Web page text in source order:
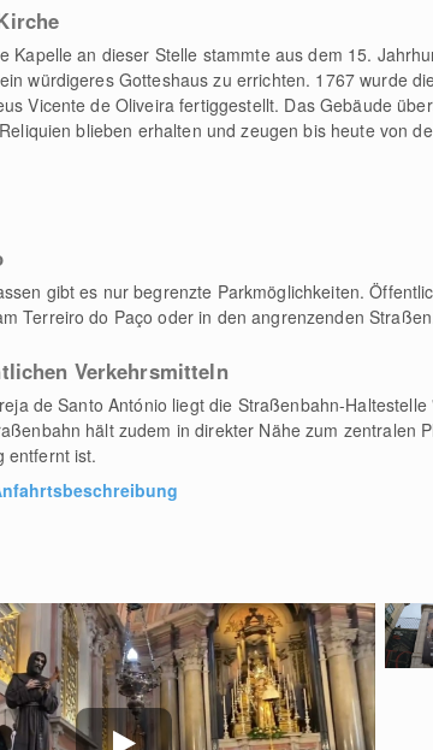
Kapelle an dieser Stelle stammte aus dem 15.
würdigeres Gotteshaus zu errichten. 1767 wurde
Vicente de Oliveira fertiggestellt. Das Gebäude
blieben erhalten und zeugen bis heute von
gibt es nur begrenzte Parkmöglichkeiten.
Terreiro do Paço oder in den angrenzenden
Verkehrsmitteln
de Santo António liegt die Straßenbahn-
hält zudem in direkter Nähe zum zentralen
entfernt ist.